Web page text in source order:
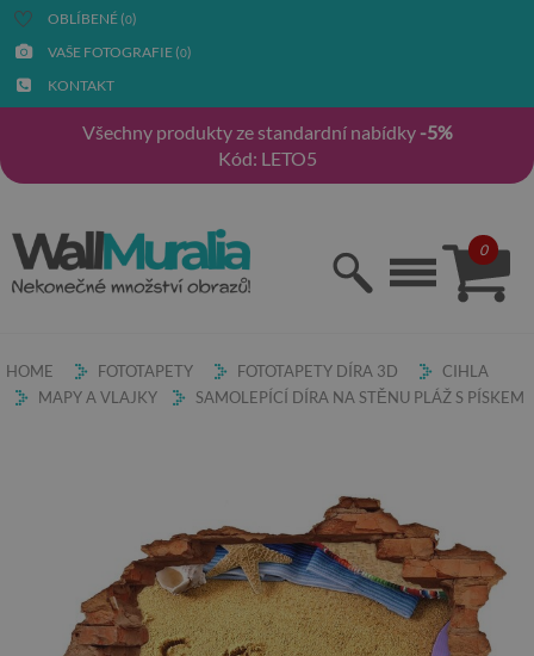
OBLÍBENÉ (0)
VAŠE FOTOGRAFIE (0)
KONTAKT
Všechny produkty ze standardní nabídky -5%
Kód: LETO5
0
HOME FOTOTAPETY FOTOTAPETY DÍRA 3D
CIHLA
MAPY A VLAJKY
SAMOLEPÍCÍ DÍRA NA STĚNU PLÁŽ S PÍSKEM